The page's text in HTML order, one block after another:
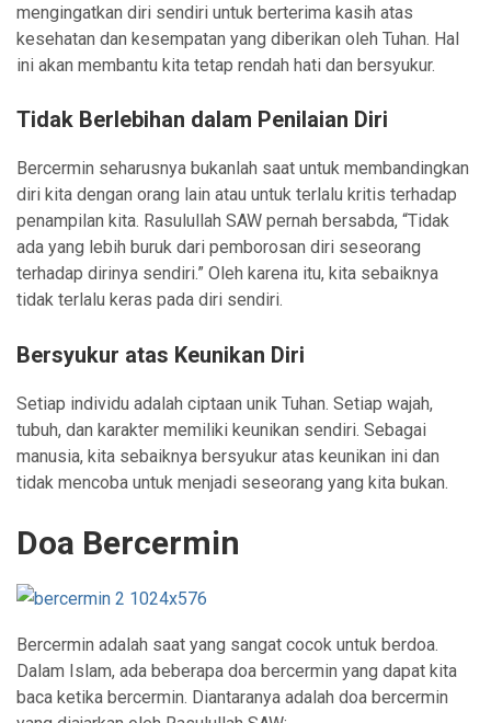
mengingatkan diri sendiri untuk berterima kasih atas
kesehatan dan kesempatan yang diberikan oleh Tuhan. Hal
ini akan membantu kita tetap rendah hati dan bersyukur.
Tidak Berlebihan dalam Penilaian Diri
Bercermin seharusnya bukanlah saat untuk membandingkan
diri kita dengan orang lain atau untuk terlalu kritis terhadap
penampilan kita. Rasulullah SAW pernah bersabda, “Tidak
ada yang lebih buruk dari pemborosan diri seseorang
terhadap dirinya sendiri.” Oleh karena itu, kita sebaiknya
tidak terlalu keras pada diri sendiri.
Bersyukur atas Keunikan Diri
Setiap individu adalah ciptaan unik Tuhan. Setiap wajah,
tubuh, dan karakter memiliki keunikan sendiri. Sebagai
manusia, kita sebaiknya bersyukur atas keunikan ini dan
tidak mencoba untuk menjadi seseorang yang kita bukan.
Doa Bercermin
Bercermin adalah saat yang sangat cocok untuk berdoa.
Dalam Islam, ada beberapa doa bercermin yang dapat kita
baca ketika bercermin. Diantaranya adalah doa bercermin